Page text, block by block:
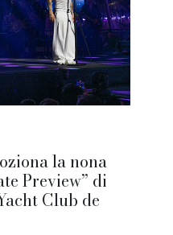
la nona
Preview” di
Club de